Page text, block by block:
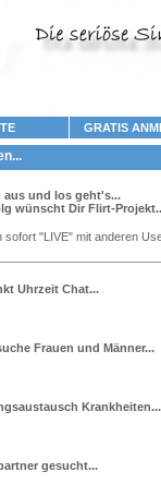
GRATIS
aus und los geht's...
wünscht Dir Flirt-
sofort "LIVE" mit anderen
Uhrzeit Chat...
Frauen und Männer...
Krankheiten...
gesucht...